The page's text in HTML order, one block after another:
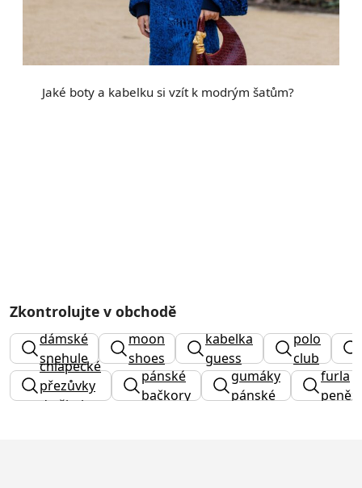
Jaké boty a kabelku si vzít k modrým šatům?
Zkontrolujte v obchodě
dámské
snehule
moon
shoes
kabelka
guess
polo
club
chlapecké
přezůvky
do školy
pánské
bačkory
gumáky
pánské
furla